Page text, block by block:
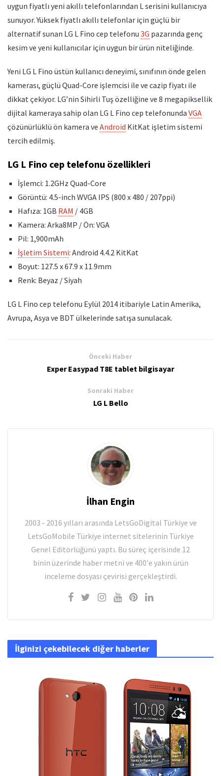
uygun fiyatlı yeni akıllı telefonlarından L serisini kullanıcıya
sunuyor. Yüksek fiyatlı akıllı telefonlar için güçlü bir
alternatif sunan LG L Fino cep telefonu 3G pazarında genç
kesim ve yeni kullanıcılar için uygun bir ürün niteliğinde.
Yeni LG L Fino üstün kullanıcı deneyimi, sınıfının önde gelen
kamerası, güçlü Quad-Core işlemcisi ile ve cazip fiyatı ile
dikkat çekiyor. LG’nin Sihirli Tuş özelliğine ve 8 megapiksellik
dijital kameraya sahip olan LG L Fino cep telefonunda VGA
çözünürlüklü ön kamera ve Android KitKat işletim sistemi
tercih edilmiş.
LG L Fino cep telefonu özellikleri
İşlemci: 1.2GHz Quad-Core
Görüntü: 4.5-inch WVGA IPS (800 x 480 / 207ppi)
Hafıza: 1GB RAM / 4GB
Kamera: Arka8MP / Ön: VGA
Pil: 1,900mAh
İşletim Sistemi: Android 4.4.2 KitKat
Boyut: 127.5 x 67.9 x 11.9mm
Renk: Beyaz / Siyah
LG L Fino cep telefonu Eylül 2014 itibariyle Latin Amerika,
Avrupa, Asya ve BDT ülkelerinde satışa sunulacak.
Önceki Haber
Exper Easypad T8E tablet bilgisayar
Sonraki Haber
LG L Bello
İlhan Engin
2003 - 2016 yılları arasında LetsGoDigital Türkiye ve
LetsGoMobile Türkiye internet sitelerinin Türkiye
Genel Editörlüğünü yaptı. Bu süreç içerisinde 12
binin üzerinde haber metni ve 400'e yakın ürün
inceleme dosyası çevirisi gerçekleştirdi.
İlginizi çekebilecek diğer haberler